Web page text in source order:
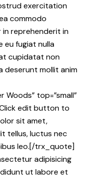
exercitation
commodo
reprehenderit in
eu fugiat nulla
cupidatat non
deserunt mollit anim
top=”small”
edit button to
sit amet,
tellus, luctus nec
leo.[/trx_quote]
adipisicing
ut labore et